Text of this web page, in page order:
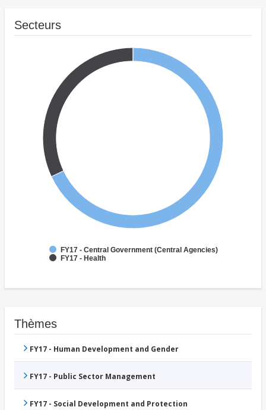
Secteurs
FY17 - Central Government (Central Agencies)
FY17 - Health
Thèmes
FY17 - Human Development and Gender
FY17 - Public Sector Management
FY17 - Social Development and Protection